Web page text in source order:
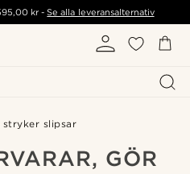
kr -Se alla leveransalternativ
slipsar
GÖR